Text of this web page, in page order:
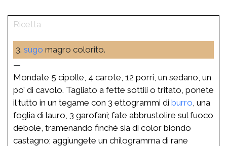
3. sugo magro colorito.
—
Mondate 5 cipolle, 4 carote, 12 porri, un sedano, un
po’ di cavolo. Tagliato a fette sottili o tritato, ponete
il tutto in un tegame con 3 ettogrammi di burro , una
foglia di lauro, 3 garofani; fate abbrustolire sul fuoco
debole, tramenando finché sia di color biondo
castagno; aggiungete un chilogramma di rane